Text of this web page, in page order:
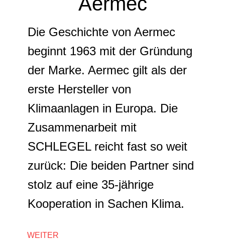
Die Geschichte von Aermec
beginnt 1963 mit der Gründung
der Marke. Aermec gilt als der
erste Hersteller von
Klimaanlagen in Europa. Die
Zusammenarbeit mit
SCHLEGEL reicht fast so weit
zurück: Die beiden Partner sind
stolz auf eine 35-jährige
Kooperation in Sachen Klima.
WEITER